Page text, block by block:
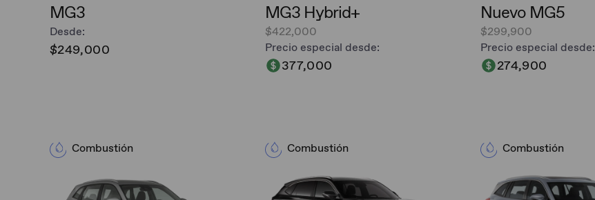
MG3
Desde:
$249,000
MG3 Hybrid+​
$422,000
Precio especial desde:
377,000
Nuevo MG5
$299,900
Precio especial desde:
274,900
Combustión Combustión Combustión